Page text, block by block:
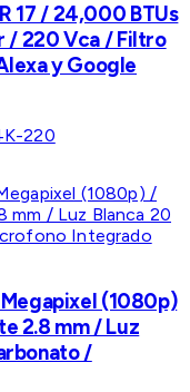
17 / 24,000 BTUs
/ 220 Vca / Filtro
y Google
220
Megapixel (1080p)
2.8 mm / Luz
/